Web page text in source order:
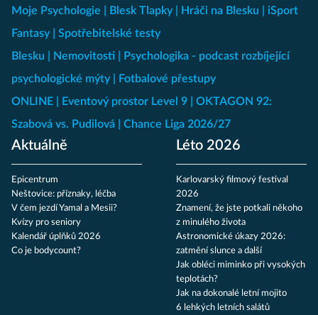
Moje Psychologie Blesk Tlapky Hráči na Blesku
iSport
Fantasy
Spotřebitelské testy
Blesku
Nemovitosti
Psychologika - podcast rozbíjející
psychologické mýty
Fotbalové přestupy
ONLINE
Eventový prostor Level 9
OKTAGON 92:
Szabová vs. Pudilová
Chance Liga 2026/27
Aktuálně
Epicentrum
Neštovice: příznaky, léčba
V čem jezdí Yamal a Mesii?
Kvízy pro seniory
Kalendář úplňků 2026
Co je bodycount?
Léto 2026
Karlovarský filmový festival
2026
Znamení, že jste potkali někoho
z minulého života
Astronomické úkazy 2026:
zatmění slunce a další
Jak obléci miminko při vysokých
teplotách?
Jak na dokonalé letní mojito
6 lehkých letních salátů